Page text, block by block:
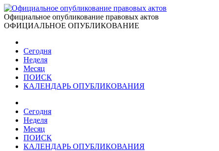
Официальное опубликование правовых актов
ОФИЦИАЛЬНОЕ ОПУБЛИКОВАНИЕ
Сегодня
Неделя
Месяц
ПОИСК
КАЛЕНДАРЬ ОПУБЛИКОВАНИЯ
Сегодня
Неделя
Месяц
ПОИСК
КАЛЕНДАРЬ ОПУБЛИКОВАНИЯ